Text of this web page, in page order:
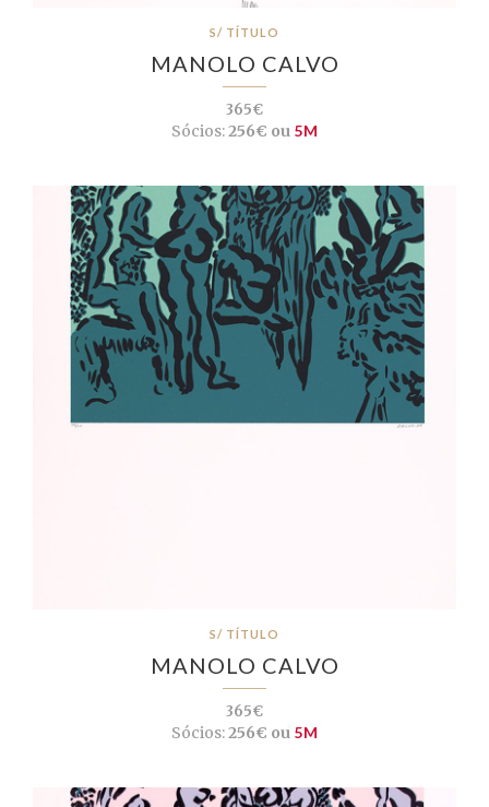
S/ TÍTULO
MANOLO CALVO
365€
Sócios:256€ ou 5M
S/ TÍTULO
MANOLO CALVO
365€
Sócios:256€ ou 5M